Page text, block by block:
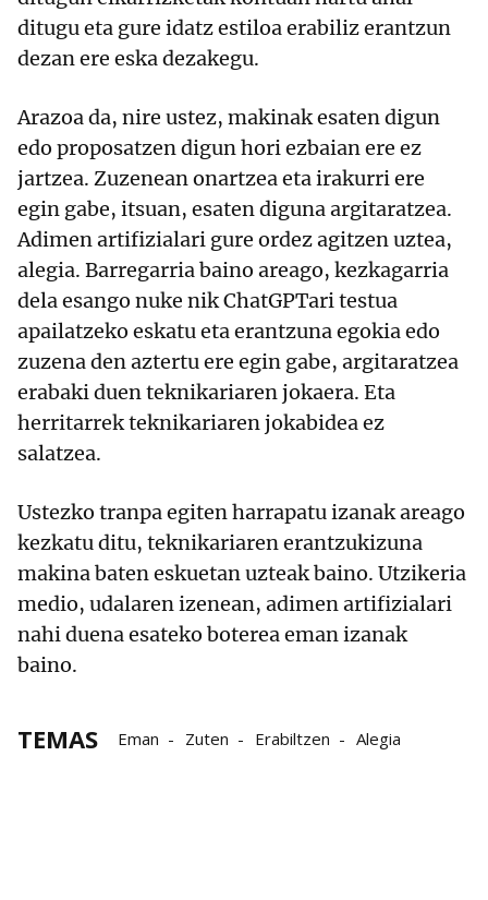
ditugu eta gure idatz estiloa erabiliz erantzun
dezan ere eska dezakegu.
Arazoa da, nire ustez, makinak esaten digun
edo proposatzen digun hori ezbaian ere ez
jartzea. Zuzenean onartzea eta irakurri ere
egin gabe, itsuan, esaten diguna argitaratzea.
Adimen artifizialari gure ordez agitzen uztea,
alegia. Barregarria baino areago, kezkagarria
dela esango nuke nik ChatGPTari testua
apailatzeko eskatu eta erantzuna egokia edo
zuzena den aztertu ere egin gabe, argitaratzea
erabaki duen teknikariaren jokaera. Eta
herritarrek teknikariaren jokabidea ez
salatzea.
Ustezko tranpa egiten harrapatu izanak areago
kezkatu ditu, teknikariaren erantzukizuna
makina baten eskuetan uzteak baino. Utzikeria
medio, udalaren izenean, adimen artifizialari
nahi duena esateko boterea eman izanak
baino.
TEMAS Eman Zuten Erabiltzen Alegia